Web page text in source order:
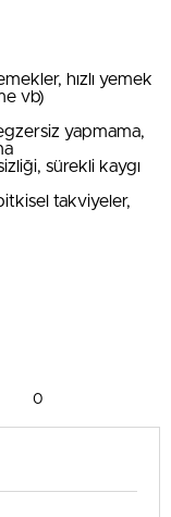
hızlı yemek
vb)
yapmama,
sürekli kaygı
takviyeler,
0